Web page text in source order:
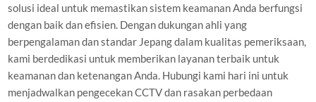
solusi ideal untuk memastikan sistem keamanan Anda berfungsi
dengan baik dan efisien. Dengan dukungan ahli yang
berpengalaman dan standar Jepang dalam kualitas pemeriksaan,
kami berdedikasi untuk memberikan layanan terbaik untuk
keamanan dan ketenangan Anda. Hubungi kami hari ini untuk
menjadwalkan pengecekan CCTV dan rasakan perbedaan